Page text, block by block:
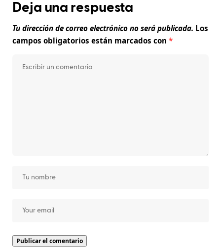
Deja una respuesta
Tu dirección de correo electrónico no será publicada. Los
campos obligatorios están marcados con *